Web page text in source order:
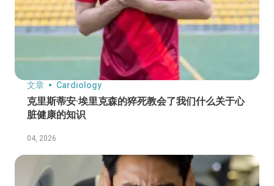
文章 Cardiology
克里斯蒂安·埃里克森的猝死教会了我们什么关于心
脏健康的知识
04, 2026